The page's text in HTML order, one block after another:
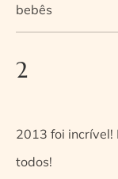
bebês
2
2013 foi incrível!
todos!